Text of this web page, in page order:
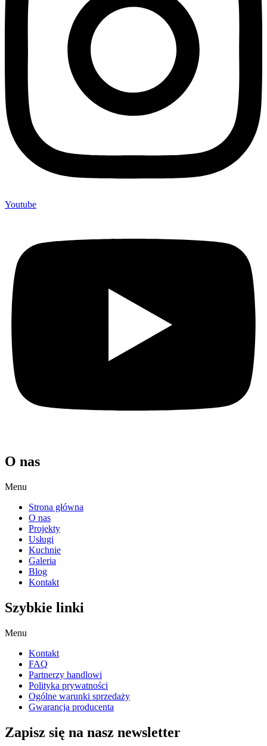
Youtube
O nas
Menu
Strona główna
O nas
Projekty
Usługi
Kuchnie
Galeria
Blog
Kontakt
Szybkie linki
Menu
Kontakt
FAQ
Partnerzy handlowi
Polityka prywatności
Ogólne warunki sprzedaży
Gwarancja producenta
Zapisz się na nasz newsletter